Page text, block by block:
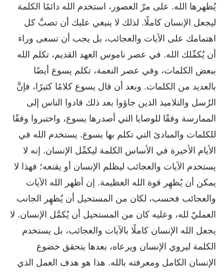
يُظهرها الله. على مرّ العصور، استخدم الله دائمًا الكلمة
ليجعل الإنسان كاملًا. لذلك لا ينبغي عليك أن تصبَّ كل
اهتمامك على الآيات والعجائب، بل يجب أن تسعى وراء
أن يُكمِّلك الله. في عصر ناموس العهد القديم، تكلم الله
ببعض الكلمات، وفي عصر النعمة، تكلم يسوع أيضًا
بالعديد من الكلمات. وبعد أن قال يسوع كلامًا كثيرًا، فإنَّ
الرُسل والتلاميذ الذين جاؤوا بعد ذلك قادوا الناس إلى
الممارسة وفقًا للوصايا التي أصدرها يسوع، واختبروا وفقًا
للكلمات والمبادئ التي تكلم بها يسوع. يستخدم الله في
الأيام الأخيرة في الأساس الكلمة ليكمِّل الإنسان. إنه لا
يستخدم الآيات والعجائب ليظلم الإنسان أو يقنعه؛ فهذا لا
يمكن أن يُظهِر قوة الله العظيمة. إن أظهر الله الآيات
والعجائب فحسب، لكان من المستحيل أن يُظهِر الجانب
العمليّ لله، وعليه كان من المستحيل أن يُكمَّل الإنسان. لا
يجعل الله الإنسان كاملًا بالآيات والعجائب، بل يستخدم
الكلمة ليروي الإنسان ويرعاه، بعدها يتحقق خضوع
الإنسان الكامل ومعرفته بالله. هذا هو هدف العمل الذي